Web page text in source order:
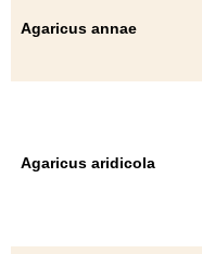
Agaricus annae
Agaricus aridicola